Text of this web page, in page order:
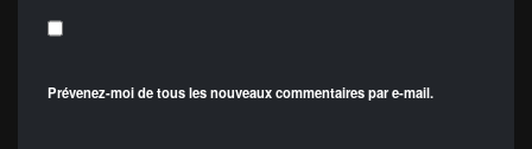
Prévenez-moi de tous les nouveaux commentaires par e-mail.